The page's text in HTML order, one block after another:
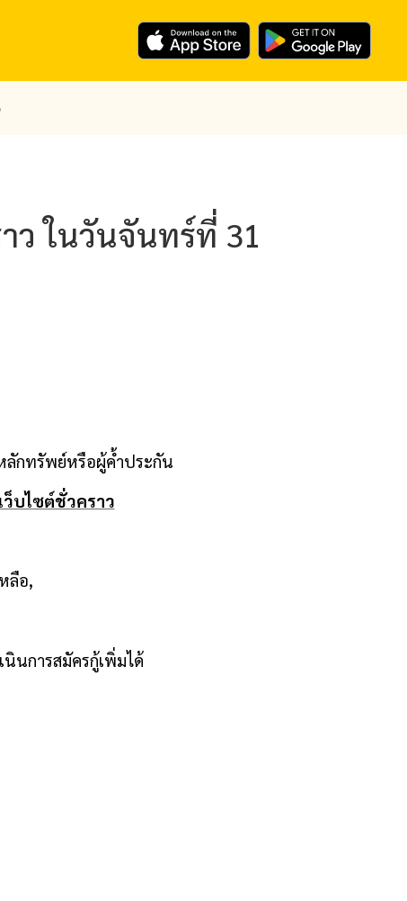
ว ในวันจันทร์ที่ 31
ลักทรัพย์หรือผู้ค้ำประกัน
ว็บไซต์ชั่วคราว
ลือ,
นินการสมัครกู้เพิ่มได้